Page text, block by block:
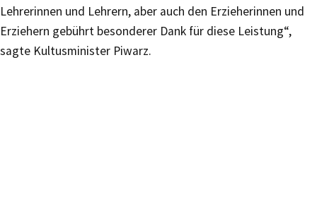
Lehrerinnen und Lehrern, aber auch den Erzieherinnen und
Erziehern gebührt besonderer Dank für diese Leistung“,
sagte Kultusminister Piwarz.